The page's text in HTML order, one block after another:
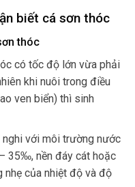
biết cá sơn thóc
thóc
có tốc độ lớn vừa phải
khi nuôi trong điều
ven biển) thì sinh
nghi với môi trường nước
35‰, nền đáy cát hoặc
của nhiệt độ và độ